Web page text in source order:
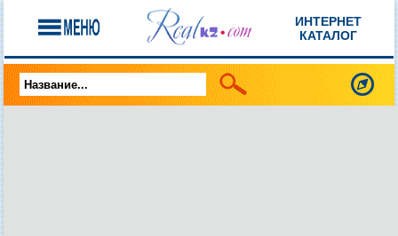
ИНТЕРНЕТ
КАТАЛОГ